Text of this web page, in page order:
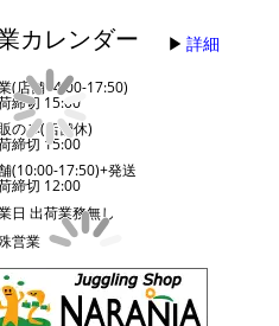
カレンダー 詳細
(店舗14:00-17:50)
締切 15:00
のみ(店舗休)
締切 15:00
(10:00-17:50)+発送
締切 12:00
日 出荷業務無し
営業